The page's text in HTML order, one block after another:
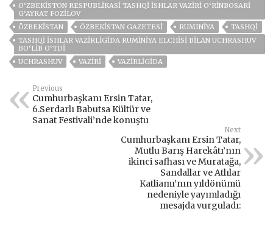
O‘ZBEKISTON RESPUBLIKASI TASHQI ISHLAR VAZIRI O‘RINBOSARI
G‘AYRAT FOZILOV
ÖZBEKİSTAN
ÖZBEKISTAN GAZETESI RUMINIYA
TASHQI
TASHQI ISHLAR VAZIRLIGIDA RUMINIYA ELCHISI BILAN UCHRASHUV
BO‘LIB O‘TDI
UCHRASHUV
VAZIRI VAZIRLIGIDA
Previous
Cumhurbaşkanı Ersin Tatar,
6.Serdarlı Babutsa Kültür ve
Sanat Festivali’nde konuştu
Next
Cumhurbaşkanı Ersin Tatar,
Mutlu Barış Harekâtı’nın
ikinci safhası ve Muratağa,
Sandallar ve Atlılar
Katliamı’nın yıldönümü
nedeniyle yayımladığı
mesajda vurguladı: